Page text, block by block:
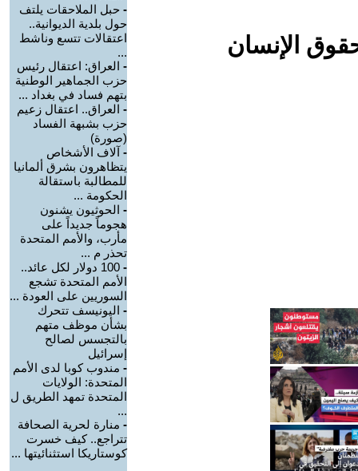
الإنسان
- حبل الملاحقات يلتف
حول بلدية الديوانية..
اعتقالات تتسع وناشط
...
- العراق: اعتقال رئيس
حزب الجماهير الوطنية
بتهم فساد في بغداد ...
- العراق.. اعتقال زعيم
حزب بشبهة الفساد
(صورة)
- آلاف الأشخاص
يتظاهرون بشرق ألمانيا
للمطالبة باستقالة
الحكومة ...
- الحوثيون يشنون
هجوماً جديداً على
مأرب، والأمم المتحدة
تحذر م ...
-
100 دولار لكل عائد..
الأمم المتحدة تشجع
السوريين على العودة ...
- اليونيسف تتحرك
بشأن موظف متهم
بالتجسس لصالح
إسرائيل
- مندوب كوبا لدى الأمم
المتحدة: الولايات
المتحدة تمهد الطريق ل
...
- منارة لحرية الصحافة
تتراجع.. كيف خسرت
كوستاريكا استثنائيتها ...